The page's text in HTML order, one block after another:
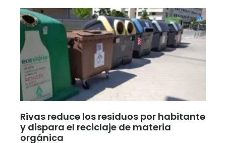
Rivas reduce los residuos por habitante
y dispara el reciclaje de materia
orgánica